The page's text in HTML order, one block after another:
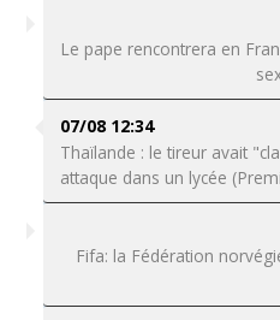
Le pape rencontrera en
07/08 12:34
Thaïlande : le tireur avait
attaque dans un lycée
Fifa: la Fédération